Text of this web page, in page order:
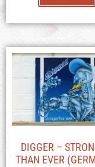
DIGGER –
THAN EVER